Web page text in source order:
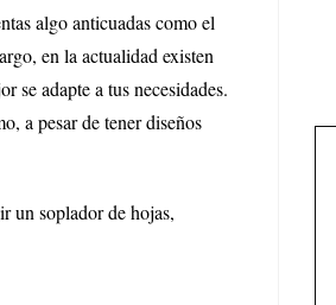
algo anticuadas como el
en la actualidad existen
se adapte a tus necesidades.
a pesar de tener diseños
un soplador de hojas,